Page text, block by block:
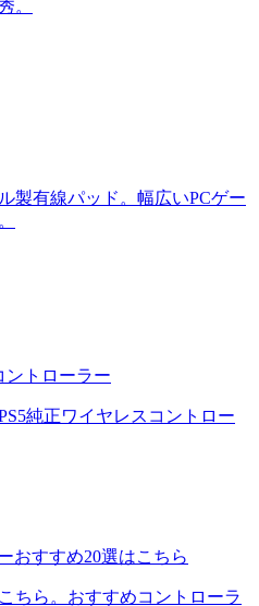
。
製有線パッド。幅広いPCゲー
ントローラー
純正ワイヤレスコントロー
おすすめ20選はこちら
ちら。おすすめコントローラ